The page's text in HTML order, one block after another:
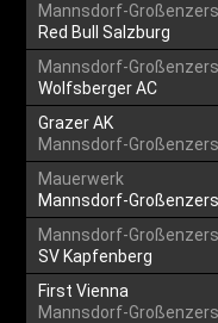
Mannsdorf-
Red Bull Salzburg
Mannsdorf-
Wolfsberger AC
Grazer AK
Mannsdorf-
Mauerwerk
Mannsdorf-
Mannsdorf-
SV Kapfenberg
First Vienna
Mannsdorf-